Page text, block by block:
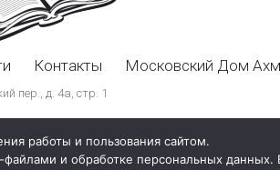
Контакты Московский Дом
пер., д. 4а, стр. 1
работы и пользования сайтом.
и обработке персональных